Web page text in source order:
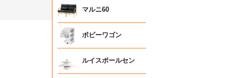
マルニ60
ボビーワゴン
ルイスポールセン